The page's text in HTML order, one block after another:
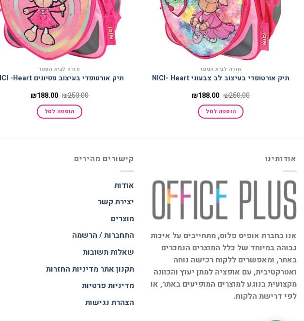
חזרה לבית הספר
תיק אורטופדי בעיצוב לב צבעוני NICI- Heart
₪250.00 המחיר
היה:
₪250.00.
₪188.00 המחיר
הוספה לסל
חזרה לבית הספר
תיק אורטופדי בעיצוב פפיונים NICI -Heart
₪250.00 המחיר
היה:
₪250.00.
₪188.00
הוספה לסל
אודותינו
אנו בחברת אופיס פלוס, מתחייבים על איכות
גבוהה במיוחד של כלל המוצרים הנמכרים
באתר, ומאפשרים ללקוח רכישה נוחה
ואטרקטיבית, עם אופציה למתן יעוץ והכוונה
מקצועית בנוגע למוצרים המופיעים באתר, או
לפי דרישת הלקוח.
קישורים מהירים
אודות
יצירת קשר
מוצרים
התחברות / הרשמה
שאלות תשובות
תקנון אתר מדיניות החזרות
מדיניות פרטיות
הצהרת נגישות